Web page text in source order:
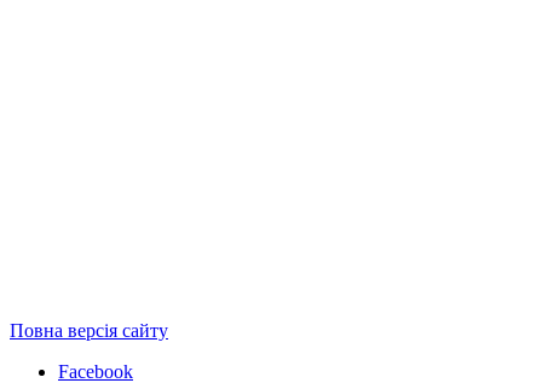
Повна версія сайту
Facebook